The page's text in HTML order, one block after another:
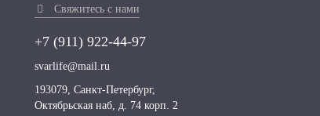
Свяжитесь с нами
+7 (911)922-44-97
svarlife@mail.ru
193079, Санкт-Петербург,
Октябрьская наб, д. 74 корп. 2